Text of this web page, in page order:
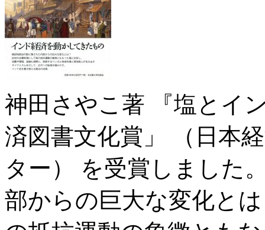
神田さやこ著 『塩とイ
済図書文化賞」 （日本
ター） を受賞しました
部からの巨大な変化と